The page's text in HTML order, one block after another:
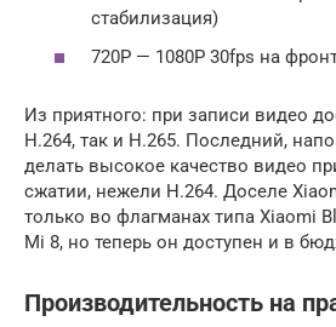
стабилизация)
720P — 1080P 30fps на
Из приятного: при записи видео
H.264, так и H.265. Последний,
делать высокое качество видео
сжатии, нежели H.264. Доселе
только во флагманах типа Xiaomi
Mi 8, но теперь он доступен и в
Производительность на